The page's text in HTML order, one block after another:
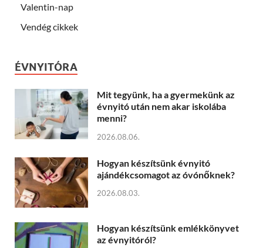
Valentin-nap
Vendég cikkek
ÉVNYITÓRA
Mit tegyünk, ha a gyermekünk az
évnyitó után nem akar iskolába
menni?
2026.08.06.
Hogyan készítsünk évnyitó
ajándékcsomagot az óvónőknek?
2026.08.03.
Hogyan készítsünk emlékkönyvet
az évnyitóról?